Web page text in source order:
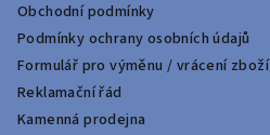
Obchodní podmínky
Podmínky ochrany osobních údajů
Formulář pro výměnu / vrácení zboží
Reklamační řád
Kamenná prodejna